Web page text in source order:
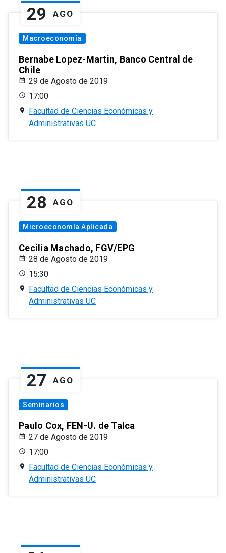
29 AGO
Macroeconomía
Bernabe Lopez-Martin, Banco Central de
Chile
29 de Agosto de 2019
17:00
Facultad de Ciencias Económicas y
Administrativas UC
28 AGO
Microeconomía Aplicada
Cecilia Machado, FGV/EPG
28 de Agosto de 2019
15:30
Facultad de Ciencias Económicas y
Administrativas UC
27 AGO
Seminarios
Paulo Cox, FEN-U. de Talca
27 de Agosto de 2019
17:00
Facultad de Ciencias Económicas y
Administrativas UC